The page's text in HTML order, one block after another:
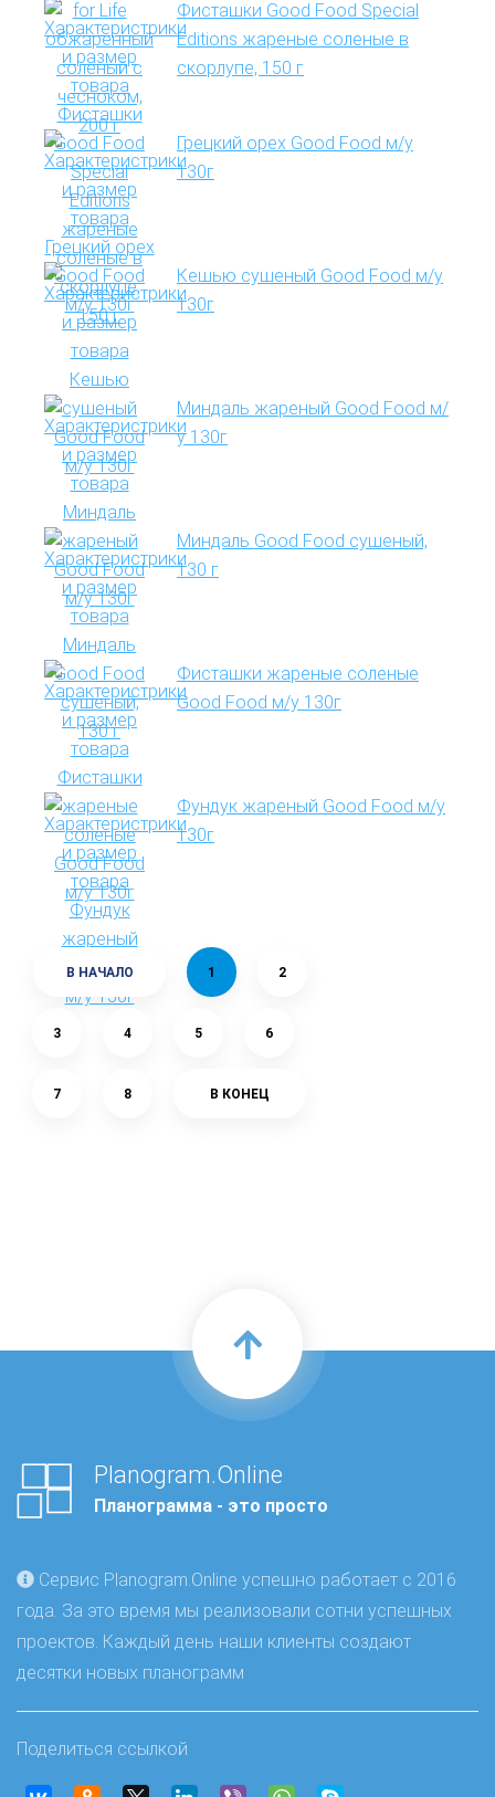
Фисташки Good Food Special
Editions жареные соленые в
скорлупе, 150 г
Грецкий орех Good Food м/у
130г
Кешью сушеный Good Food м/у
130г
Миндаль жареный Good Food м/
у 130г
Миндаль Good Food сушеный,
130 г
Фисташки жареные соленые
Good Food м/у 130г
Фундук жареный Good Food м/у
130г
В НАЧАЛО 1 2
3 4 5 6
7 8 В КОНЕЦ
Planogram.Online
Планограмма - это просто
Сервис Planogram.Online успешно работает с 2016
года. За это время мы реализовали сотни успешных
проектов. Каждый день наши клиенты создают
десятки новых планограмм
Поделиться ссылкой